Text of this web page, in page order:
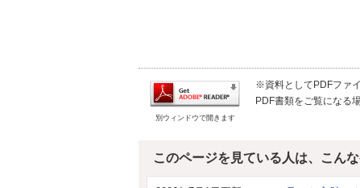
別ウィンドウで開きます
※資料としてPDFファ
PDF書類をご覧になる
このページを見ている人は、こん